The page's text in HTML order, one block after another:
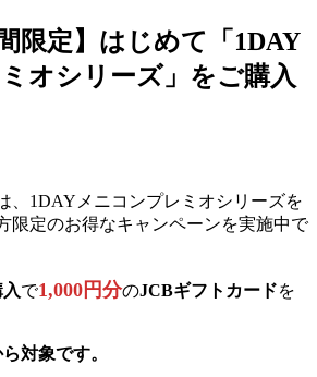
限定】はじめて「1DAY
オシリーズ」をご購入
、1DAYメニコンプレミオシリーズを
限定のお得なキャンペーンを実施中で
で1,000円分のJCBギフトカードを
対象です。